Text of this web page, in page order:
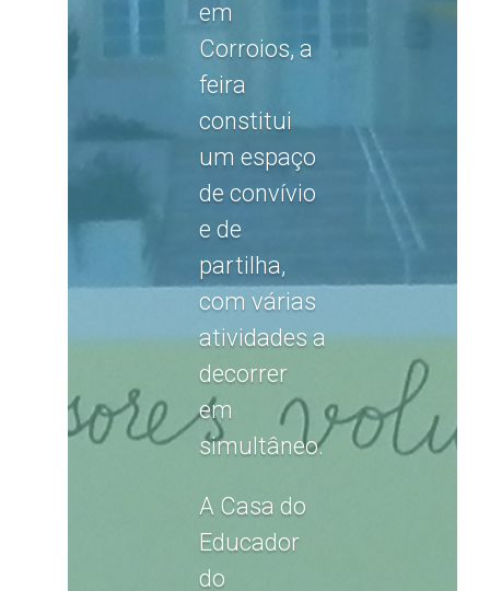
em
Corroios, a
feira
constitui
um espaço
de convívio
e de
partilha,
com várias
atividades a
decorrer
em
simultâneo.
A Casa do
Educador
do